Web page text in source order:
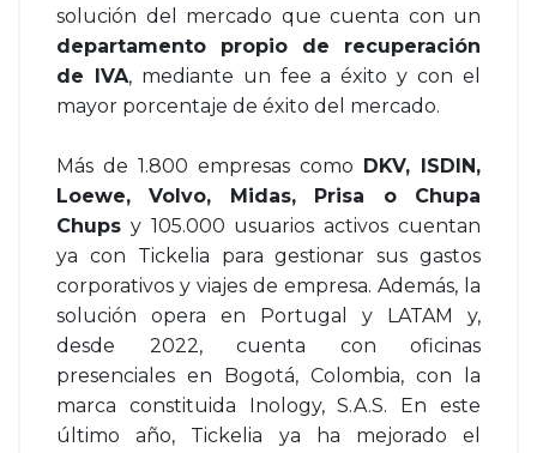
solución del mercado que cuenta con un
departamento propio de recuperación
de IVA, mediante un fee a éxito y con el
mayor porcentaje de éxito del mercado.
Más de 1.800 empresas como DKV, ISDIN,
Loewe, Volvo, Midas, Prisa o Chupa
Chups y 105.000 usuarios activos cuentan
ya con Tickelia para gestionar sus gastos
corporativos y viajes de empresa. Además, la
solución opera en Portugal y LATAM y,
desde 2022, cuenta con oficinas
presenciales en Bogotá, Colombia, con la
marca constituida Inology, S.A.S. En este
último año, Tickelia ya ha mejorado el